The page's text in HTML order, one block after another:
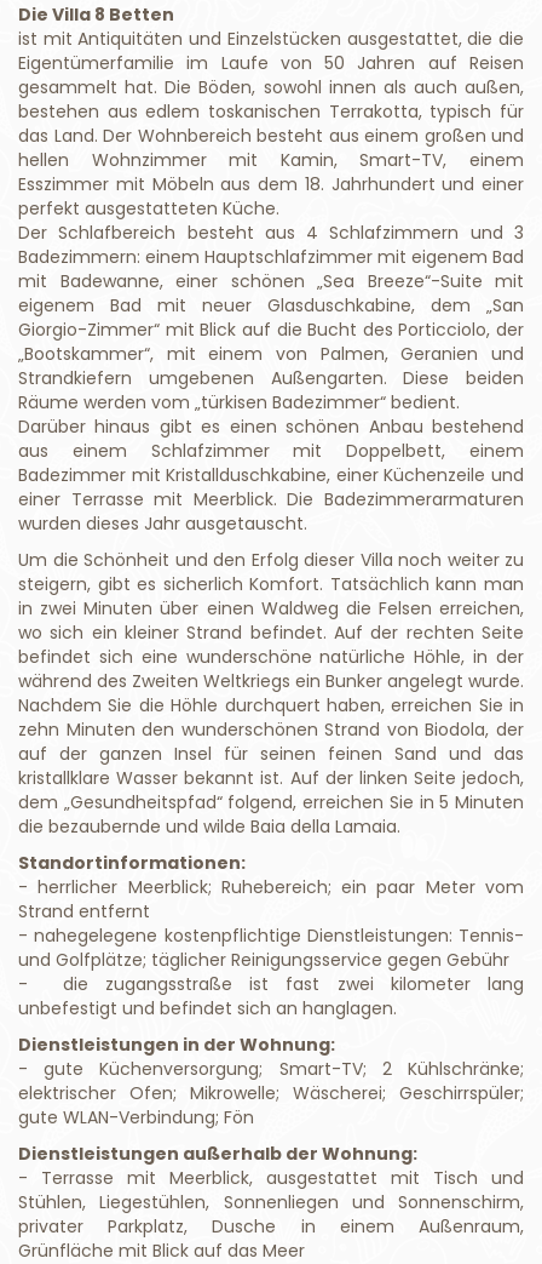
Die Villa 8 Betten
ist mit Antiquitäten und Einzelstücken ausgestattet, die die
Eigentümerfamilie im Laufe von 50 Jahren auf Reisen
gesammelt hat. Die Böden, sowohl innen als auch außen,
bestehen aus edlem toskanischen Terrakotta, typisch für
das Land. Der Wohnbereich besteht aus einem großen und
hellen Wohnzimmer mit Kamin, Smart-TV, einem
Esszimmer mit Möbeln aus dem 18. Jahrhundert und einer
perfekt ausgestatteten Küche.
Der Schlafbereich besteht aus 4 Schlafzimmern und 3
Badezimmern: einem Hauptschlafzimmer mit eigenem Bad
mit Badewanne, einer schönen „Sea Breeze“-Suite mit
eigenem Bad mit neuer Glasduschkabine, dem „San
Giorgio-Zimmer“ mit Blick auf die Bucht des Porticciolo, der
„Bootskammer“, mit einem von Palmen, Geranien und
Strandkiefern umgebenen Außengarten. Diese beiden
Räume werden vom „türkisen Badezimmer“ bedient.
Darüber hinaus gibt es einen schönen Anbau bestehend
aus einem Schlafzimmer mit Doppelbett, einem
Badezimmer mit Kristallduschkabine, einer Küchenzeile und
einer Terrasse mit Meerblick. Die Badezimmerarmaturen
wurden dieses Jahr ausgetauscht.
Um die Schönheit und den Erfolg dieser Villa noch weiter zu
steigern, gibt es sicherlich Komfort. Tatsächlich kann man
in zwei Minuten über einen Waldweg die Felsen erreichen,
wo sich ein kleiner Strand befindet. Auf der rechten Seite
befindet sich eine wunderschöne natürliche Höhle, in der
während des Zweiten Weltkriegs ein Bunker angelegt wurde.
Nachdem Sie die Höhle durchquert haben, erreichen Sie in
zehn Minuten den wunderschönen Strand von Biodola, der
auf der ganzen Insel für seinen feinen Sand und das
kristallklare Wasser bekannt ist. Auf der linken Seite jedoch,
dem „Gesundheitspfad“ folgend, erreichen Sie in 5 Minuten
die bezaubernde und wilde Baia della Lamaia.
Standortinformationen:
- herrlicher Meerblick; Ruhebereich; ein paar Meter vom
Strand entfernt
- nahegelegene kostenpflichtige Dienstleistungen: Tennis-
und Golfplätze; täglicher Reinigungsservice gegen Gebühr
- die zugangsstraße ist fast zwei kilometer lang
unbefestigt und befindet sich an hanglagen.
Dienstleistungen in der Wohnung:
- gute Küchenversorgung; Smart-TV; 2 Kühlschränke;
elektrischer Ofen; Mikrowelle; Wäscherei; Geschirrspüler;
gute WLAN-Verbindung; Fön
Dienstleistungen außerhalb der Wohnung:
- Terrasse mit Meerblick, ausgestattet mit Tisch und
Stühlen, Liegestühlen, Sonnenliegen und Sonnenschirm,
privater Parkplatz, Dusche in einem Außenraum,
Grünfläche mit Blick auf das Meer